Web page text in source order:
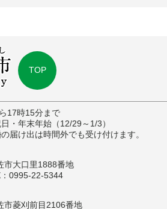
TOP
17時15分まで
・年末年始（12/29～1/3）
届け出は時間外でも受け付けます。
大口里1888番地
0995-22-5344
菱刈前目2106番地